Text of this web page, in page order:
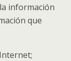
información
que